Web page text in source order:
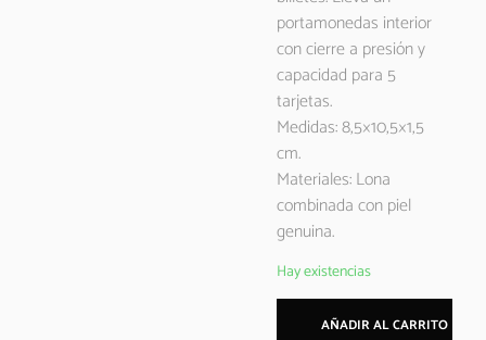
portamonedas interior
con cierre a presión y
capacidad para 5
tarjetas.
Medidas: 8,5×10,5×1,5
cm.
Materiales: Lona
combinada con piel
genuina.
Hay existencias
AÑADIR AL CARRITO